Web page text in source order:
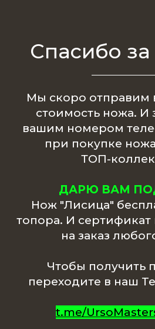
Спасибо за
Мы скоро отправим
стоимость ножа. И
вашим номером
при покупке
ТОП-
ДАРЮ ВАМ
Нож "Лисица"
топора. И сертификат
на заказ
Чтобы получить
переходите в наш
t.me/